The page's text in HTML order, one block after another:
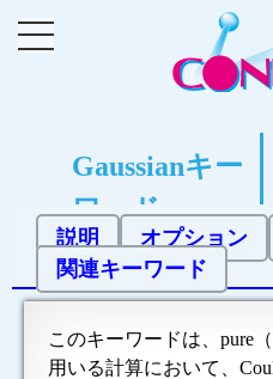
Gaussianキー
ワード
説明 オプション
関連キーワード
このキーワードは、pure
用いる計算において、